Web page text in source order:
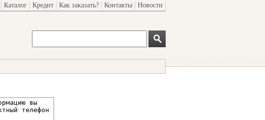
Каталог Кредит Как заказать? Контакты Новости